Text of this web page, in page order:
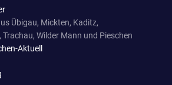
Übigau, Mickten, Kaditz,
Trachau, Wilder Mann und Pieschen
Aktuell